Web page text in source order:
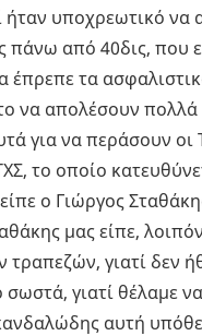
ήταν υποχρεωτικό να
από 40δις, που
έπρεπε τα
να απολέσουν πολλά
για να περάσουν οι
το οποίο
ο Γιώργος
μας είπε,
τραπεζών, γιατί
γιατί θέλαμε
αυτή